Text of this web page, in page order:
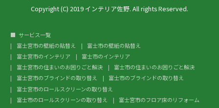
Copyright (C) 2019 インテリア佐野. All rights Reserved.
サービス一覧
富士宮市の壁紙の貼替え
富士市の壁紙の貼替え
富士宮市のインテリア
富士市のインテリア
富士宮市の住まいのお困りごと解決
富士市の住まいのお困りごと解決
富士宮市のブラインドの取り替え
富士市のブラインドの取り替え
富士宮市のロールスクリーンの取り替え
富士市のロールスクリーンの取り替え
富士宮市のフロア床のリフォーム